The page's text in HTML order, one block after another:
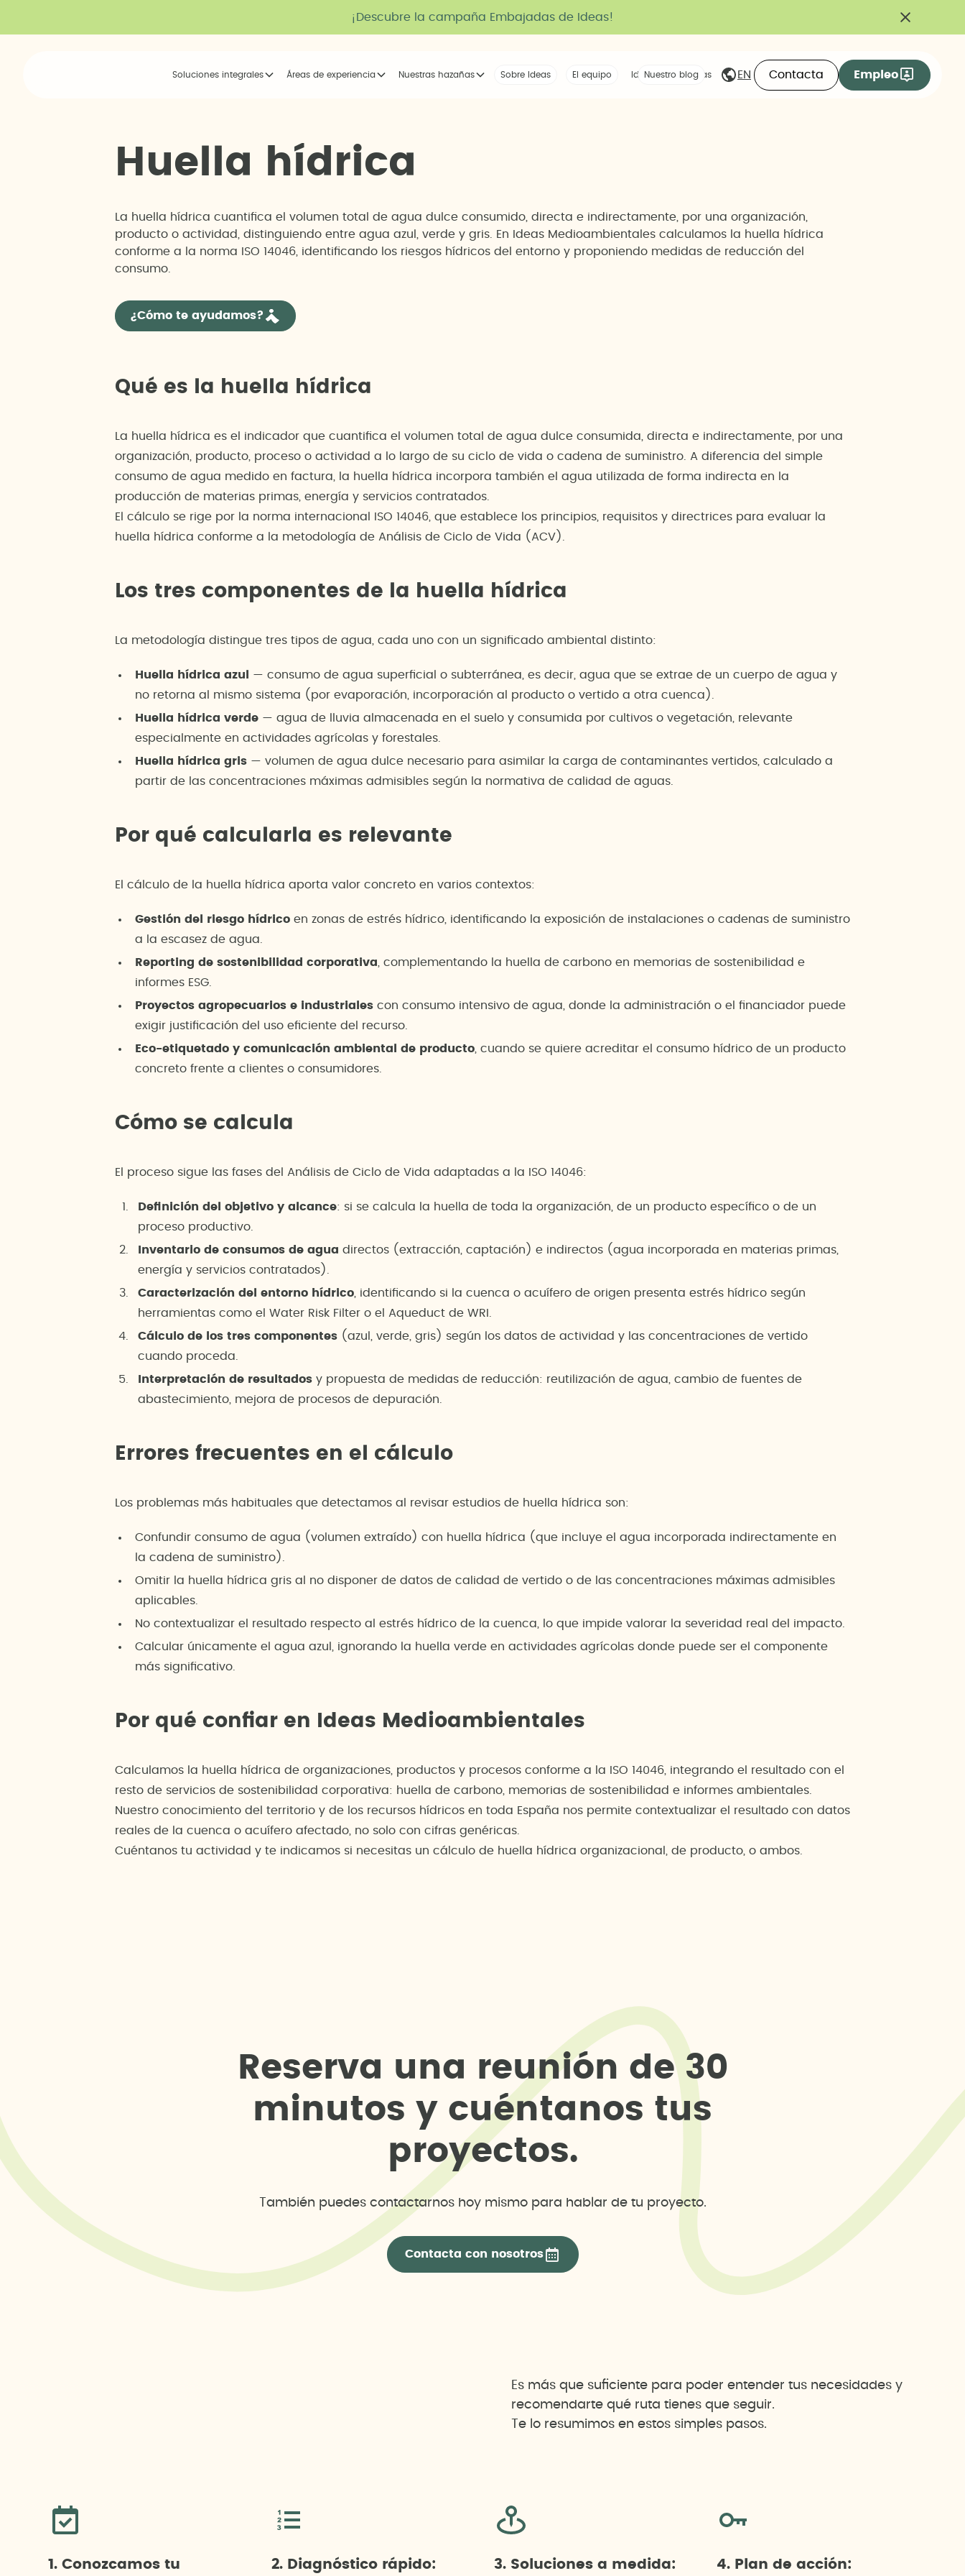
¡Descubre la campaña Embajadas de Ideas!
Soluciones integrales Áreas de experiencia Nuestras hazañas Nuestra voz
Sobre Ideas La tribu
El equipo Ideas compartidas
Nuestro blog EN Contacta Empleo
H ue a híd rica
La huella hídrica cuantifica el volumen total de agua dulce consumido, directa e indirectamente, por una organización,
producto o actividad, distinguiendo entre agua azul, verde y gris. En Ideas Medioambientales calculamos la huella hídrica
conforme a la norma ISO 14046, identificando los riesgos hídricos del entorno y proponiendo medidas de reducción del
consumo.
¿Cómo te ayudamos?
Qué es la huella hídrica
La huella hídrica es el indicador que cuantifica el volumen total de agua dulce consumida, directa e indirectamente, por una
organización, producto, proceso o actividad a lo largo de su ciclo de vida o cadena de suministro. A diferencia del simple
consumo de agua medido en factura, la huella hídrica incorpora también el agua utilizada de forma indirecta en la
producción de materias primas, energía y servicios contratados.
El cálculo se rige por la norma internacional ISO 14046, que establece los principios, requisitos y directrices para evaluar la
huella hídrica conforme a la metodología de Análisis de Ciclo de Vida (ACV).
Los tres componentes de la huella hídrica
La metodología distingue tres tipos de agua, cada uno con un significado ambiental distinto:
Huella hídrica azul
— consumo de agua superficial o subterránea, es decir, agua que se extrae de un cuerpo de agua y
no retorna al mismo sistema (por evaporación, incorporación al producto o vertido a otra cuenca).
Huella hídrica verde — agua de lluvia almacenada en el suelo y consumida por cultivos o vegetación, relevante
especialmente en actividades agrícolas y forestales.
Huella hídrica gris — volumen de agua dulce necesario para asimilar la carga de contaminantes vertidos, calculado a
partir de las concentraciones máximas admisibles según la normativa de calidad de aguas.
Por qué calcularla es relevante
El cálculo de la huella hídrica aporta valor concreto en varios contextos:
Gestión del riesgo hídrico en zonas de estrés hídrico, identificando la exposición de instalaciones o cadenas de suministro
a la escasez de agua.
Reporting de sostenibilidad corporativa , complementando la huella de carbono en memorias de sostenibilidad e
informes ESG.
Proyectos agropecuarios e industriales con consumo intensivo de agua, donde la administración o el financiador puede
exigir justificación del uso eficiente del recurso.
Eco-etiquetado y comunicación ambiental de producto , cuando se quiere acreditar el consumo hídrico de un producto
concreto frente a clientes o consumidores.
Cómo se calcula
El proceso sigue las fases del Análisis de Ciclo de Vida adaptadas a la ISO 14046:
Definición del objetivo y alcance: si se calcula la huella de toda la organización, de un producto específico o de un
proceso productivo.
Inventario de consumos de agua directos (extracción, captación) e indirectos (agua incorporada en materias primas,
energía y servicios contratados).
Caracterización del entorno hídrico , identificando si la cuenca o acuífero de origen presenta estrés hídrico según
herramientas como el Water Risk Filter o el Aqueduct de WRI.
Cálculo de los tres componentes (azul, verde, gris) según los datos de actividad y las concentraciones de vertido
cuando proceda.
Interpretación de resultados y propuesta de medidas de reducción: reutilización de agua, cambio de fuentes de
abastecimiento, mejora de procesos de depuración.
Errores frecuentes en el cálculo
Los problemas más habituales que detectamos al revisar estudios de huella hídrica son:
Confundir consumo de agua (volumen extraído) con huella hídrica (que incluye el agua incorporada indirectamente en
la cadena de suministro).
Omitir la huella hídrica gris al no disponer de datos de calidad de vertido o de las concentraciones máximas admisibles
aplicables.
No contextualizar el resultado respecto al estrés hídrico de la cuenca, lo que impide valorar la severidad real del impacto.
Calcular únicamente el agua azul, ignorando la huella verde en actividades agrícolas donde puede ser el componente
más significativo.
Por qué confiar en Ideas Medioambientales
Calculamos la huella hídrica de organizaciones, productos y procesos conforme a la ISO 14046, integrando el resultado con el
resto de servicios de sostenibilidad corporativa: huella de carbono, memorias de sostenibilidad e informes ambientales.
Nuestro conocimiento del territorio y de los recursos hídricos en toda España nos permite contextualizar el resultado con datos
reales de la cuenca o acuífero afectado, no solo con cifras genéricas.
Cuéntanos tu actividad y te indicamos si necesitas un cálculo de huella hídrica organizacional, de producto, o ambos.
Reserva una reunión de 30
minutos y cuéntanos tus
proyectos.
También puedes contactarnos hoy mismo para hablar de tu proyecto.
Contacta con nosotros
Es más que suficiente para poder entender tus necesidades y
recomendarte qué ruta tienes que seguir.
Te lo resumimos en estos simples pasos.
1. Conozcamos tu 2. Diagnóstico rápido: 3. Soluciones a medida: 4. Plan de acción: